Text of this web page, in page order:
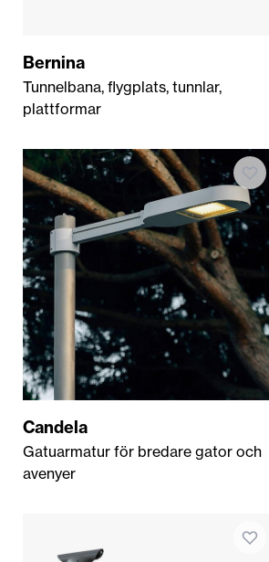
Bernina
Tunnelbana, flygplats, tunnlar,
plattformar
Candela
Gatuarmatur för bredare gator och
avenyer